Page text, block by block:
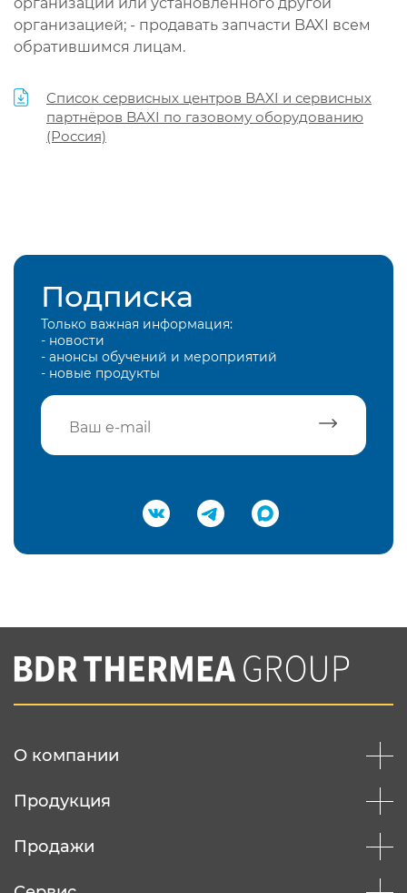
организацией; - продавать запчасти BAXI всем
обратившимся лицам.
Список сервисных центров BAXI и сервисных
партнёров BAXI по газовому оборудованию
(Россия)
Подписка
Только важная информация:
- новости
- анонсы обучений и мероприятий
- новые продукты
Подтвердить e-mail
Вы соглашаетесь с нашей политикой
конфеденциальности
О компании
Продукция
Продажи